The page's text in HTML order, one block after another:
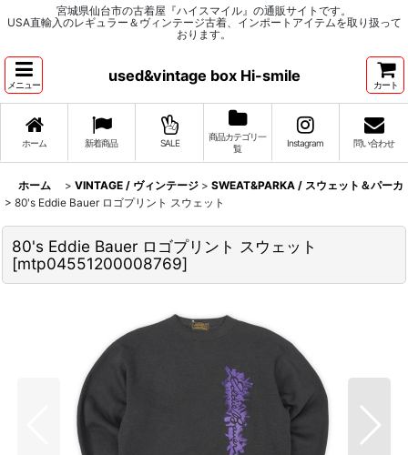
宮城県仙台市の古着屋『ハイスマイル』の通販サイトです。
USA直輸入のレギュラー＆ヴィンテージ古着、インポートアイテムを取り扱って
おります。
メニュー
used&vintage box Hi-smile
カート
ホーム 新着商品 SALE
商品カテゴリ一
覧
Instagram 問い合わせ
ホーム > VINTAGE / ヴィンテージ > SWEAT&PARKA / スウェット＆パーカ
> 80's Eddie Bauer ロゴプリント スウェット
80's Eddie Bauer ロゴプリント スウェット
[mtp04551200008769]